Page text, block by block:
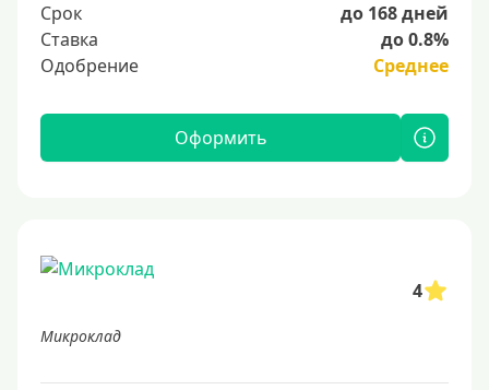
Срок
до 168 дней
Ставка
до 0.8%
Одобрение
Среднее
Оформить
4
Микроклад